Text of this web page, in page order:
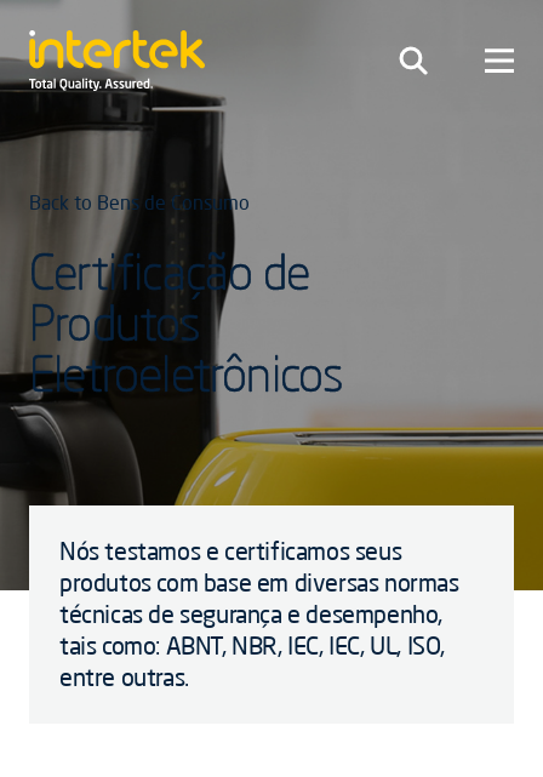
Back to Bens de Consumo
Certificação de
Produtos
Eletroeletrônicos
Nós testamos e certificamos seus
produtos com base em diversas normas
técnicas de segurança e desempenho,
tais como: ABNT, NBR, IEC, IEC, UL, ISO,
entre outras.